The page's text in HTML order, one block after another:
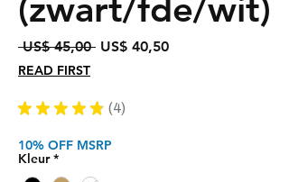
(zwart/fde/wit)
US$ 45,00 Normale
US$ 40,50Verkoopprijs
READ FIRST
★ ★ ★ ★ ★ 4
4
10% OFF MSRP
Kleur *